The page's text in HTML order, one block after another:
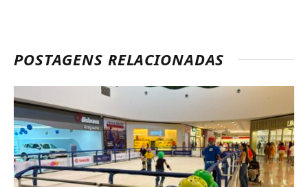
POSTAGENS RELACIONADAS